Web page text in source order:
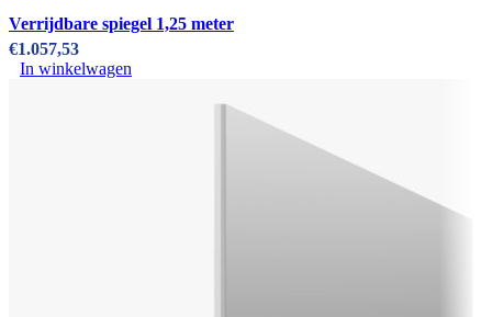
Verrijdbare spiegel 1,25 meter
€1.057,53
In winkelwagen